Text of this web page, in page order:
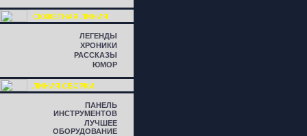
СЮЖЕТНАЯ ЛИНИЯ
ЛЕГЕНДЫ
ХРОНИКИ
РАССКАЗЫ
ЮМОР
ЛИНИЯ СБОРКИ
ПАНЕЛЬ
ИНСТРУМЕНТОВ
ЛУЧШЕЕ
ОБОРУДОВАНИЕ